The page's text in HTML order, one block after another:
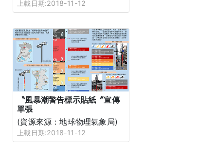
上載日期:2018-11-12
〝風暴潮警告標示貼紙〞宣傳
單張
(資源來源：地球物理氣象局)
上載日期:2018-11-12